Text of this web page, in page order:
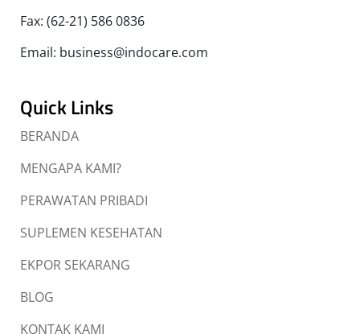
Fax: (62-21) 586 0836
Email: business@indocare.com
Quick Links
BERANDA
MENGAPA KAMI?
PERAWATAN PRIBADI
SUPLEMEN KESEHATAN
EKPOR SEKARANG
BLOG
KONTAK KAMI